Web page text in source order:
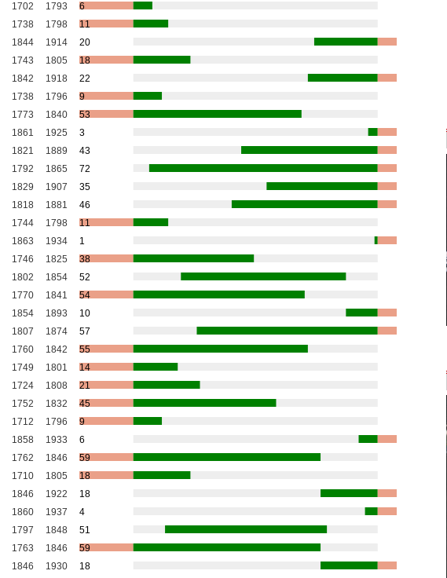
1702 1793
6
1738 1798
11
1844 1914
20
1743 1805
18
1842 1918
22
1738 1796
9
1773 1840
53
1861 1925
3
1821 1889
43
1792 1865
72
1829 1907
35
1818 1881
46
1744 1798
11
1863 1934
1
1746 1825
38
1802 1854
52
1770 1841
54
1854 1893
10
1807 1874
57
1760 1842
55
1749 1801
14
1724 1808
21
1752 1832
45
1712 1796
9
1858 1933
6
1762 1846
59
1710 1805
18
1846 1922
18
1860 1937
4
1797 1848
51
1763 1846
59
1846 1930
18